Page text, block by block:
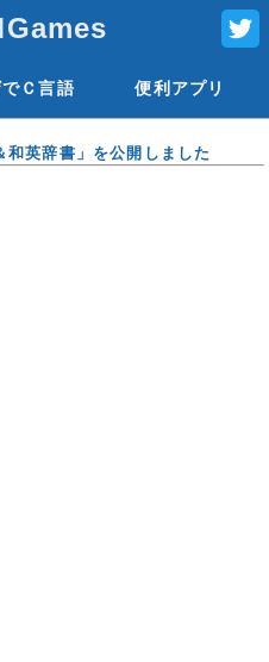
Ｃ言語 便利アプリ
英辞書」を公開しました